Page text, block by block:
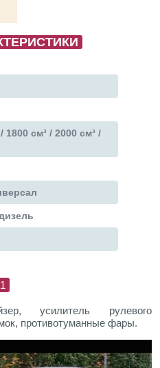
1800 см³ / 2000 см³ /
усилитель рулевого
противотуманные фары.